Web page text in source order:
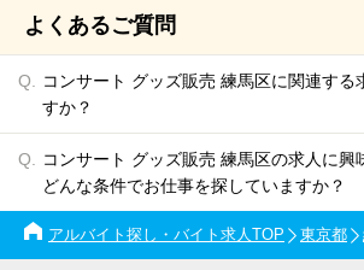
よくあるご質問
コンサート グッズ販売 練馬区に関連する
すか？
コンサート グッズ販売 練馬区の求人に興
どんな条件でお仕事を探していますか？
アルバイト探し・バイト求人TOP 東京都